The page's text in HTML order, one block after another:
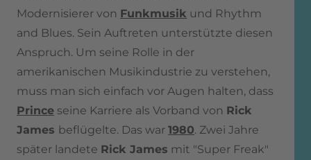
Modernisierer von Funkmusik und Rhythm
and Blues. Sein Auftreten unterstützte diesen
Anspruch. Um seine Rolle in der
amerikanischen Musikindustrie zu verstehen,
muss man sich einfach vor Augen halten, dass
Prince seine Karriere als Vorband von Rick
James beflügelte. Das war 1980. Zwei Jahre
später landete Rick James mit "Super Freak"